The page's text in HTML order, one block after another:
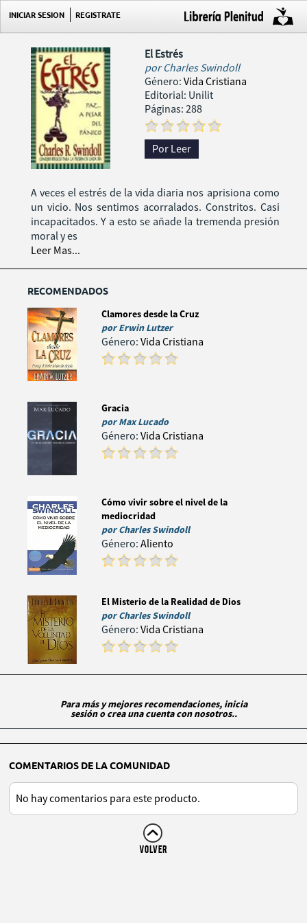
INICIAR SESION REGISTRATE
El Estrés
porCharles Swindoll
Género: Vida Cristiana
Editorial: Unilit
Páginas: 288
Por Leer
A veces el estrés de la vida diaria nos aprisiona como
un vicio. Nos sentimos acorralados. Constritos. Casi
incapacitados. Y a esto se añade la tremenda presión
moral y es
Leer Mas...
RECOMENDADOS
Clamores desde la Cruz
porErwin Lutzer
Género: Vida Cristiana
Gracia
porMax Lucado
Género: Vida Cristiana
Cómo vivir sobre el nivel de la
mediocridad
porCharles Swindoll
Género: Aliento
El Misterio de la Realidad de Dios
porCharles Swindoll
Género: Vida Cristiana
Para más y mejores recomendaciones, inicia
sesión o crea una cuenta con nosotros..
COMENTARIOS DE LA COMUNIDAD
No hay comentarios para este producto.